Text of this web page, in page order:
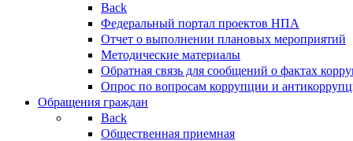
Back
Федеральный портал проектов НПА
Отчет о выполнении плановых мероприятий
Методические материалы
Обратная связь для сообщений о фактах
Опрос по вопросам коррупции и
Обращения граждан
Back
Общественная приемная